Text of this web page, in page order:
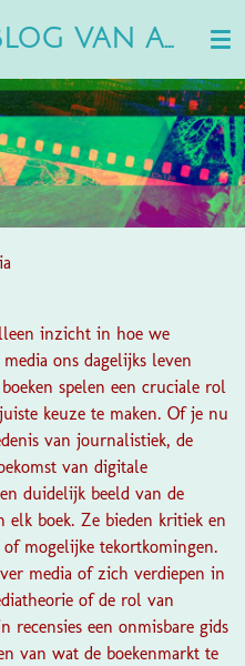
BOEKENBLOG VAN ANN
inzicht in hoe we
ons dagelijks leven
spelen een cruciale rol
keuze te maken. Of je nu
van journalistiek, de
van digitale
duidelijk beeld van de
boek. Ze bieden kritiek en
mogelijke tekortkomingen.
media of zich verdiepen in
of de rol van
een onmisbare gids
van wat de boekenmarkt te